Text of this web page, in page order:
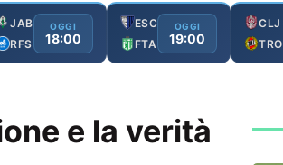
JAB
RFS
OGGI
18:00
ESC
FTA
OGGI
19:00
CLJ
TRO
e la verità